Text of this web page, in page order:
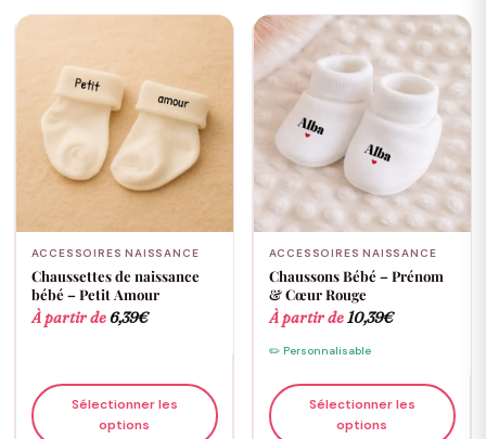
ACCESSOIRES NAISSANCE
Chaussettes de naissance
bébé – Petit Amour
À partir de6,39€
Sélectionner les
options
ACCESSOIRES NAISSANCE
Chaussons Bébé – Prénom
& Cœur Rouge
À partir de10,39€
✏️ Personnalisable
Sélectionner les
options